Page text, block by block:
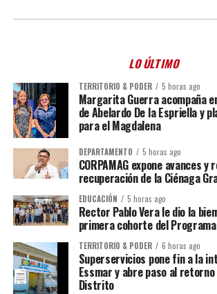
LO ÚLTIMO
TERRITORIO & PODER 5 horas ago
Margarita Guerra acompaña
de Abelardo De la Espriella y
para el Magdalena
DEPARTAMENTO 5 horas ago
CORPAMAG expone avances y
recuperación de la Ciénaga
EDUCACIÓN 5 horas ago
Rector Pablo Vera le dio la
primera cohorte del
TERRITORIO & PODER 6 horas ago
Superservicios pone fin a la
Essmar y abre paso al
Distrito